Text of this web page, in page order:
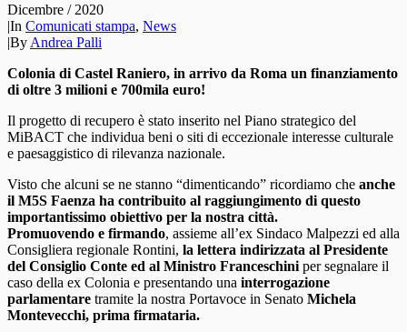
Dicembre / 2020
|In Comunicati stampa, News
|By Andrea Palli
Colonia di Castel Raniero, in arrivo da Roma un finanziamento
di oltre 3 milioni e 700mila euro!
Il progetto di recupero è stato inserito nel Piano strategico del
MiBACT che individua beni o siti di eccezionale interesse culturale
e paesaggistico di rilevanza nazionale.
Visto che alcuni se ne stanno “dimenticando” ricordiamo che anche
il M5S Faenza ha contribuito al raggiungimento di questo
importantissimo obiettivo per la nostra città.
Promuovendo e firmando, assieme all’ex Sindaco Malpezzi ed alla
Consigliera regionale Rontini, la lettera indirizzata al Presidente
del Consiglio Conte ed al Ministro Franceschini per segnalare il
caso della ex Colonia e presentando una interrogazione
parlamentare tramite la nostra Portavoce in Senato Michela
Montevecchi, prima firmataria.